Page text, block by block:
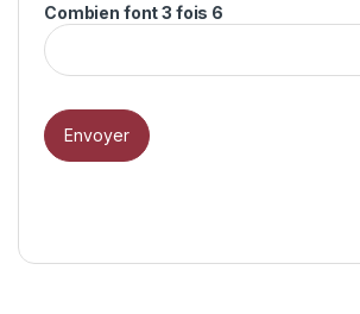
Combien font 3 fois 6